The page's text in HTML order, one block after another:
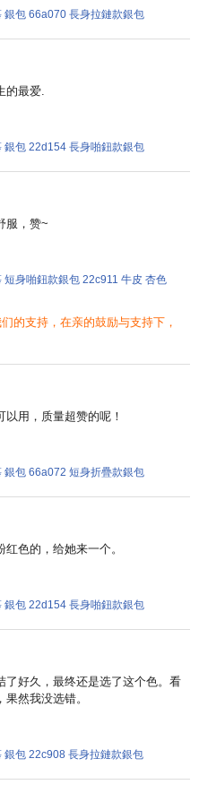
銀包 66a070 長身拉鏈款銀包
的最爱.
銀包 22d154 長身啪鈕款銀包
服，赞~
身啪鈕款銀包 22c911 牛皮 杏色
的支持，在亲的鼓励与支持下，
用，质量超赞的呢！
銀包 66a072 短身折疊款銀包
色的，给她来一个。
銀包 22d154 長身啪鈕款銀包
了好久，最终还是选了这个色。看
然我没选错。
包 22c908 長身拉鏈款銀包